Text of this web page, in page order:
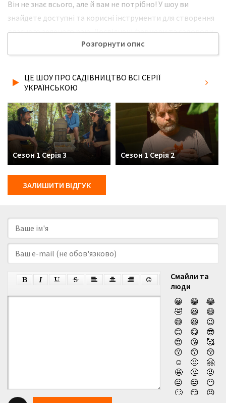
Він не знає всього, але й вам не потрібно! У шоу ви
знайдете доступні та корисні інструменти для створення
власного зеленого раю. Досвідчені фермери та садоводи
із задоволенням розкажуть про всі таємниці професії. Не
серіалу Це шоу про садівництво українською мовою, у
хорошій hd якості та з українськими субтитрами!
Розгорнути опис
ЦЕ ШОУ ПРО САДІВНИЦТВО ВСІ СЕРІЇ
УКРАЇНСЬКОЮ
Сезон 1 Серія 3 Сезон 1 Серія 2
ЗАЛИШИТИ ВІДГУК
Смайли та
люди
😀
😁
😂
🤣
😃
😄
😅
😆
😉
😊
😋
😎
😍
😘
🥰
😗
😙
😚
☺️
🙂
🤗
🤩
🤔
🤨
😐
😑
😶
🙄
😏
😣